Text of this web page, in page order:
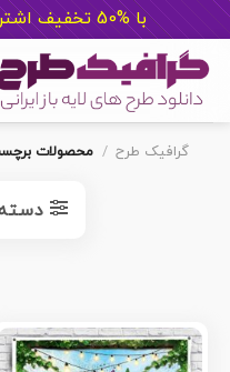
با %50 تخفیف اشتراک بخر
content
گرافیک طرح / محصولات